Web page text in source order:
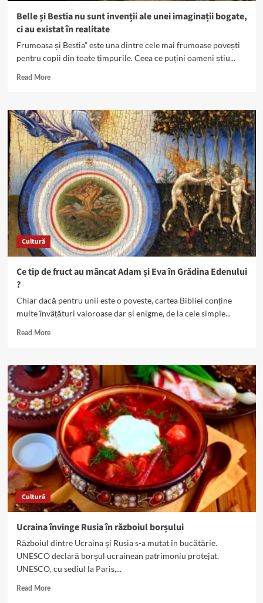
Belle și Bestia nu sunt invenții ale unei imaginații bogate,
ci au existat în realitate
Frumoasa și Bestia” este una dintre cele mai frumoase povești
pentru copii din toate timpurile. Ceea ce puțini oameni știu...
Read MoreRead
Belle
și
Bestia
nu
sunt
invenții
ale
unei
imaginații
bogate,
ci
au
existat
în
Cultură
Ce tip de fruct au mâncat Adam și Eva în Grădina Edenului
?
Chiar dacă pentru unii este o poveste, cartea Bibliei conține
multe învâțături valoroase dar și enigme, de la cele simple...
Read MoreRead
Ce
tip
de
fruct
au
mâncat
Adam
și
Eva
în
Grădina
Edenului
?
Cultură
Ucraina învinge Rusia în războiul borșului
Războiul dintre Ucraina şi Rusia s-a mutat în bucătărie.
UNESCO declară borşul ucrainean patrimoniu protejat.
UNESCO, cu sediul la Paris,...
Read MoreRead